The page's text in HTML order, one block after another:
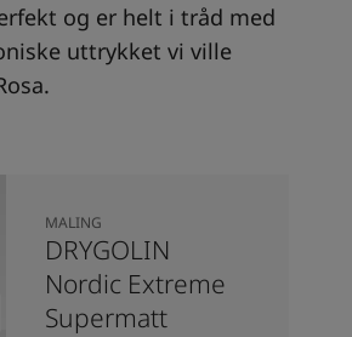
og er helt i tråd med
uttrykket vi ville
MALING
DRYGOLIN
Nordic Extreme
Supermatt